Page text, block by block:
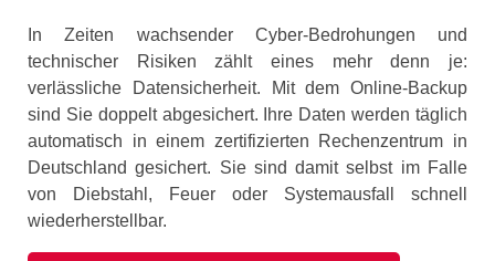
In Zeiten wachsender Cyber-Bedrohungen und
technischer Risiken zählt eines mehr denn je:
verlässliche Datensicherheit. Mit dem Online-Backup
sind Sie doppelt abgesichert. Ihre Daten werden täglich
automatisch in einem zertifizierten Rechenzentrum in
Deutschland gesichert. Sie sind damit selbst im Falle
von Diebstahl, Feuer oder Systemausfall schnell
wiederherstellbar.